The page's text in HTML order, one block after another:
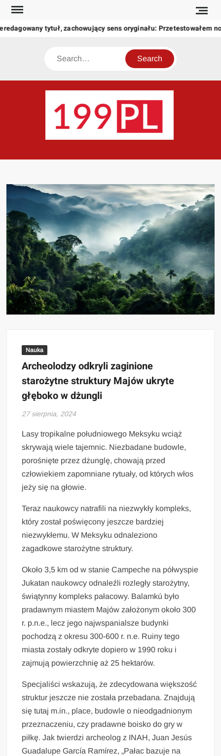
Skip
content
tytuł, zachowujący sens oryginału: Przetestowałem
Search
świat
Nauka
Archeolodzy odkryli zaginione
starożytne struktury Majów ukryte
głęboko w dżungli
27 sierpnia, 2024
Lasy tropikalne południowego Meksyku wciąż
skrywają wiele tajemnic. Niezbadane budowle,
porośnięte przez dżunglę, chowają przed
człowiekiem zapomniane rytuały, od których włos
jeży się na głowie.
Teraz naukowcy natrafili na niezwykły kompleks,
który został poświęcony jeszcze bardziej
niezwykłemu. W Meksyku odnaleziono
zagadkowe starożytne struktury.
Około 3,5 km od w stanie Campeche na półwyspie
Jukatan naukowcy odnaleźli rozległy starożytny,
świątynny kompleks pałacowy. Balamkú było
pradawnym miastem Majów założonym około 300
r. p.n.e., lecz jego najwspanialsze budynki
pochodzą z okresu 300-600 r. n.e. Ruiny tego
miasta zostały odkryte dopiero w 1990 roku i
zajmują powierzchnię aż 25 hektarów.
Specjaliści wskazują, że zdecydowana większość
struktur jeszcze nie została przebadana. Znajdują
się tutaj m.in., place, budowle o nieodgadnionym
przeznaczeniu, czy pradawne boisko do gry w
piłkę. Jak twierdzi archeolog z INAH, Juan Jesús
Guadalupe García Ramírez, „Pałac bazuje na